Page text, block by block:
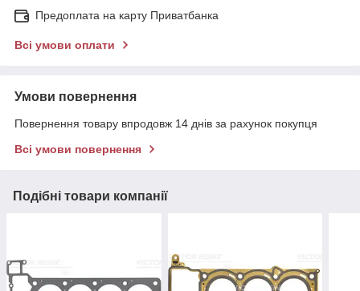
Предоплата на карту Приватбанка
Всі умови оплати
Умови повернення
Повернення товару впродовж 14 днів за рахунок покупця
Всі умови повернення
Подібні товари компанії